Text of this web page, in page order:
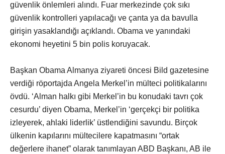
güvenlik önlemleri alındı. Fuar merkezinde çok sıkı
güvenlik kontrolleri yapılacağı ve çanta ya da bavulla
girişin yasaklandığı açıklandı. Obama ve yanındaki
ekonomi heyetini 5 bin polis koruyacak.
Başkan Obama Almanya ziyareti öncesi Bild gazetesine
verdiği röportajda Angela Merkel’in mülteci politikalarını
övdü. ‘Alman halkı gibi Merkel’in bu konudaki tavrı çok
cesurdu’ diyen Obama, Merkel’in ‘gerçekçi bir politika
izleyerek, ahlaki liderlik’ üstlendiğini savundu. Birçok
ülkenin kapılarını mültecilere kapatmasını “ortak
değerlere ihanet” olarak tanımlayan ABD Başkanı, AB ile